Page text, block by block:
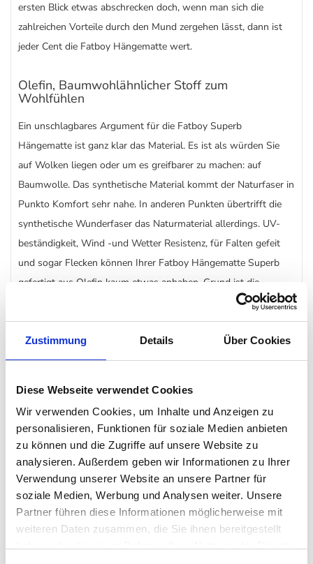
Zustimmung Details Über Cookies
Diese Webseite verwendet Cookies
Wir verwenden Cookies, um Inhalte und Anzeigen zu
personalisieren, Funktionen für soziale Medien anbieten
zu können und die Zugriffe auf unsere Website zu
analysieren. Außerdem geben wir Informationen zu Ihrer
Verwendung unserer Website an unsere Partner für
soziale Medien, Werbung und Analysen weiter. Unsere
Partner führen diese Informationen möglicherweise mit
weiteren Daten zusammen, die Sie ihnen bereitgestellt
ersten Blick etwas abschrecken doch, wenn man sich die
zahlreichen Vorteile durch den Mund zergehen lässt, dann ist
jeder Cent die Fatboy Hängematte wert.
Olefin, Baumwohlähnlicher Stoff zum
Wohlfühlen
Ein unschlagbares Argument für die Fatboy Superb
Hängematte ist ganz klar das Material. Es ist als würden Sie
auf Wolken liegen oder um es greifbarer zu machen: auf
Baumwolle. Das synthetische Material kommt der Naturfaser in
Punkto Komfort sehr nahe. In anderen Punkten übertrifft die
synthetische Wunderfaser das Naturmaterial allerdings. UV-
beständigkeit, Wind -und Wetter Resistenz, für Falten gefeit
und sogar Flecken können Ihrer Fatboy Hängematte Superb
gefertigt aus Olefin kaum etwas anhaben. Grund ist die
Zusammensetzung des hochwertigen Stoffes, weshalb Olefin
sehr gerne im Luxus-Outdoor-Sektor Verwendung findet.
Lang lebe die Superb Hängematte
Superb verbringt mit Ihnen gerne viele lange Jahre, wenn die
Pflege und die Haltung stimmen. In das Fatboy Hängematten
Design investieren Sie einmal mit dem Wissen: Sie wird auch
dann da sein, wenn vielleicht andere Outdoormöbel den Geist
aufgegeben haben. Möchten Sie von Anfang an alles
mitnehmen? Empfehlen wir unsere Kombi-Angebote. So
können Sie die Fatboy Superb Hängematten auch mit praktisch
weichem Kissen kaufen oder mit einer Abdeckung, welche die
Hängematte mit Gestell optimaler schützt.